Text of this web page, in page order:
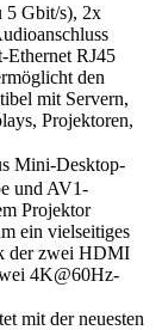
5 Gbit/s), 2x
Ethernet RJ45
den
mit Servern,
Projektoren,
Mini-Desktop-
und AV1-
Projektor
ein vielseitiges
der zwei HDMI
4K@60Hz-
mit der neuesten